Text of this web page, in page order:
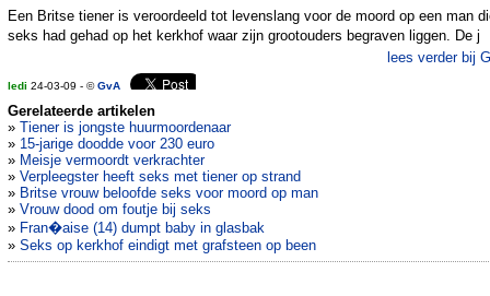
Een Britse tiener is veroordeeld tot levenslang voor de moord op een man
seks had gehad op het kerkhof waar zijn grootouders begraven liggen. De j
lees verder bij
ledi 24-03-09 - ©GvA
Gerelateerde artikelen
» Tiener is jongste huurmoordenaar
» 15-jarige doodde voor 230 euro
» Meisje vermoordt verkrachter
» Verpleegster heeft seks met tiener op strand
» Britse vrouw beloofde seks voor moord op man
» Vrouw dood om foutje bij seks
» Fran�aise (14) dumpt baby in glasbak
» Seks op kerkhof eindigt met grafsteen op been